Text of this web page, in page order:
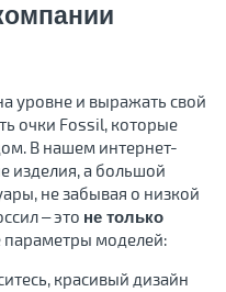
уровне и выражать свой
очки Fossil, которые
В нашем интернет-
изделия, а большой
не забывая о низкой
– это не только
параметры моделей:
красивый дизайн